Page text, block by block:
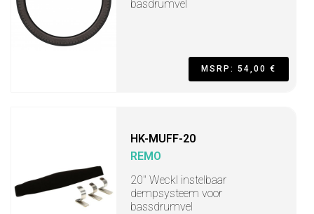
basdrumvel
MSRP: 54,00 €
HK-MUFF-20
REMO
20" Weckl instelbaar
dempsysteem voor
bassdrumvel